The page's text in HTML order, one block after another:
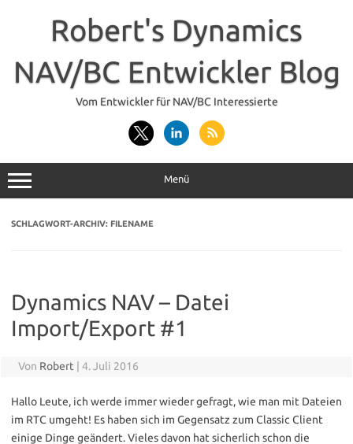
Robert's Dynamics
NAV/BC Entwickler Blog
Vom Entwickler für NAV/BC Interessierte
Menü
SCHLAGWORT-ARCHIV: FILENAME
Dynamics NAV – Datei
Import/Export #1
Von Robert 4. Juli 2016
Hallo Leute, ich werde immer wieder gefragt, wie man mit Dateien
im RTC umgeht! Es haben sich im Gegensatz zum Classic Client
einige Dinge geändert. Vieles davon hat sicherlich schon die